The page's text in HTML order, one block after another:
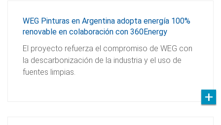
WEG Pinturas en Argentina adopta energía 100%
renovable en colaboración con 360Energy
El proyecto refuerza el compromiso de WEG con
la descarbonización de la industria y el uso de
fuentes limpias.